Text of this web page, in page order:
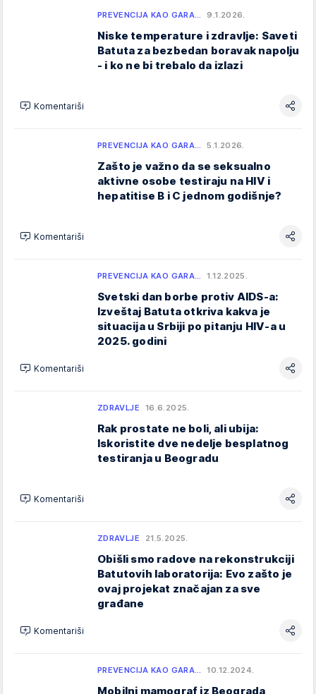
PREVENCIJA KAO GARA… 9.1.2026.
Niske temperature i zdravlje: Saveti
Batuta za bezbedan boravak napolju
- i ko ne bi trebalo da izlazi
Komentariši
PREVENCIJA KAO GARA… 5.1.2026.
Zašto je važno da se seksualno
aktivne osobe testiraju na HIV i
hepatitise B i C jednom godišnje?
Komentariši
PREVENCIJA KAO GARA… 1.12.2025.
Svetski dan borbe protiv AIDS-a:
Izveštaj Batuta otkriva kakva je
situacija u Srbiji po pitanju HIV-a u
2025. godini
Komentariši
ZDRAVLJE 16.6.2025.
Rak prostate ne boli, ali ubija:
Iskoristite dve nedelje besplatnog
testiranja u Beogradu
Komentariši
ZDRAVLJE 21.5.2025.
Obišli smo radove na rekonstrukciji
Batutovih laboratorija: Evo zašto je
ovaj projekat značajan za sve
građane
Komentariši
PREVENCIJA KAO GARA… 10.12.2024.
Mоbilni mаmоgrаf iz Bеоgrаdа